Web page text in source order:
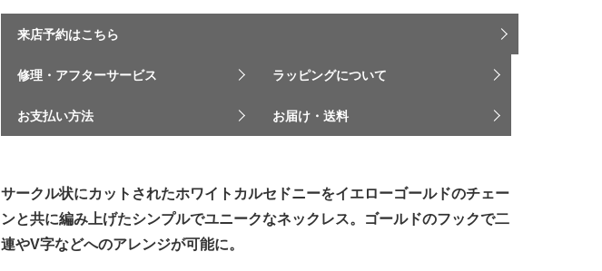
来店予約はこちら
修理・アフターサービス ラッピングについて
お支払い方法 お届け・送料
サークル状にカットされたホワイトカルセドニーをイエローゴールドのチェー
ンと共に編み上げたシンプルでユニークなネックレス。ゴールドのフックで二
連やV字などへのアレンジが可能に。